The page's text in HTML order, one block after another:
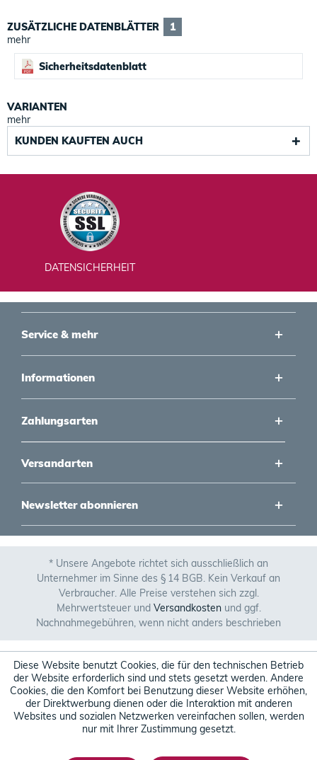
ZUSÄTZLICHE DATENBLÄTTER
1
mehr
Sicherheitsdatenblatt
VARIANTEN
mehr
KUNDEN KAUFTEN AUCH
DATENSICHERHEIT
Service & mehr
Informationen
Zahlungsarten
Versandarten
Newsletter abonnieren
* Unsere Angebote richtet sich ausschließlich an
Unternehmer im Sinne des § 14 BGB. Kein Verkauf an
Verbraucher. Alle Preise verstehen sich zzgl.
Mehrwertsteuer und Versandkostenund ggf.
Nachnahmegebühren, wenn nicht anders beschrieben
Diese Website benutzt Cookies, die für den technischen Betrieb
der Website erforderlich sind und stets gesetzt werden. Andere
Cookies, die den Komfort bei Benutzung dieser Website erhöhen,
der Direktwerbung dienen oder die Interaktion mit anderen
Websites und sozialen Netzwerken vereinfachen sollen, werden
nur mit Ihrer Zustimmung gesetzt.